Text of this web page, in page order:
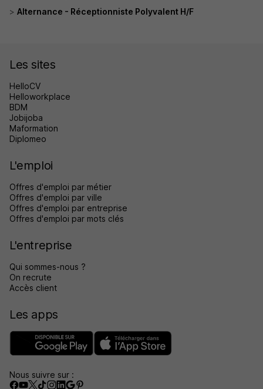
Alternance - Réceptionniste Polyvalent H/F
Les sites
HelloCV
Helloworkplace
BDM
Jobijoba
Maformation
Diplomeo
L'emploi
Offres d'emploi par métier
Offres d'emploi par ville
Offres d'emploi par entreprise
Offres d'emploi par mots clés
L'entreprise
Qui sommes-nous ?
On recrute
Accès client
Les apps
Nous suivre sur :